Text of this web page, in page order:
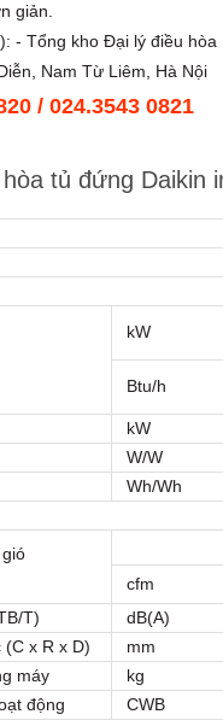
giản.
- Tổng kho Đại lý điều
Nam Từ Liêm, Hà Nội
/ 024.3543 0821
tủ đứng Daikin
kW
Btu/h
kW
W/W
Wh/Wh
cfm
T)
dB(A)
x R x D)
mm
máy
kg
động
CWB